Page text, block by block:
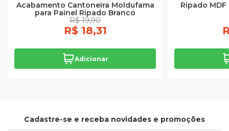
Acabamento Cantoneira Moldufama
para Painel Ripado Branco
R$ 19,90
R$ 18,31
Adicionar
Ripado
Cadastre-se e receba novidades e promoções